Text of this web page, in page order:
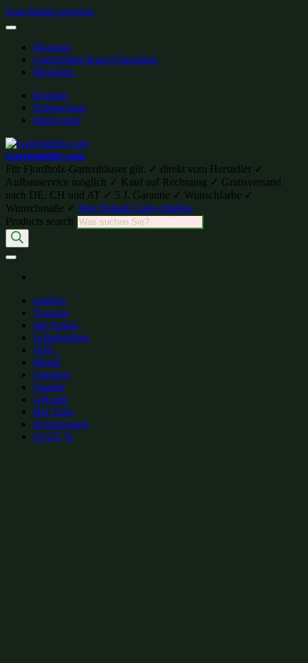
Zum Inhalt springen
Magazin
Gartenhütte-Kauf-Checkliste
Merkliste:
Kontakt
Datenschutz
Impressum
Gartenhütte.com
Für Fjordholz-Gartenhäuser gilt: ✓ direkt vom Hersteller ✓
Aufbauservice möglich ✓ Kauf auf Rechnung ✓ Gratisversand
nach DE, CH und AT ✓ 5 J. Garantie ✓ Wunschfarbe ✓
Wunschmaße ✓ Hier Rabatt-Code erhalten
Products search
modern
Terrasse
mit Anbau
Schiebetüren
WPC
Metall
Garagen
Saunen
2-Raum
Hot Tubs
Holzgaragen
SALE %